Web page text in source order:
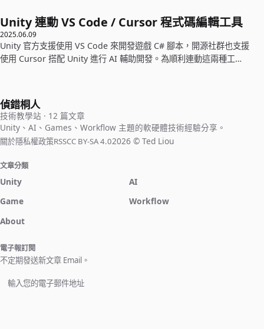
Unity 連動 VS Code / Cursor 程式碼編輯工具
2025.06.09
Unity 官方支援使用 VS Code 來開發遊戲 C# 腳本，開源社群也支援
使用 Cursor 搭配 Unity 進行 AI 輔助開發。為順利連動這兩種工
偵錯桐人
技術教學站 · 12 篇文章
Unity、AI、Games、Workflow 主題的軟硬體技術經驗分享。
關於隱私權政策RSSCC BY-SA 4.02026 © Ted Liou
文章分類
Unity
AI
Game
Workflow
About
電子報訂閱
不定期發送新文章 Email。